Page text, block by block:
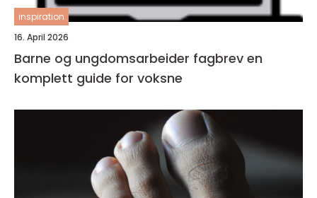
inspiration
16. April 2026
Barne og ungdomsarbeider fagbrev en
komplett guide for voksne